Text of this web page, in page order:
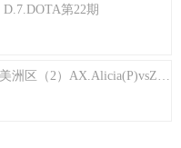
D.7.DOTA第22期
1月23日WCS美洲区（2）AX.Alicia(P)vsZoo.Courage(Z)